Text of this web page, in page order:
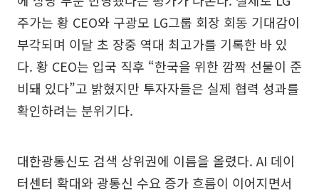
주가는 황 CEO와 구광모 LG그룹 회장 회동 기대감이
부각되며 이달 초 장중 역대 최고가를 기록한 바 있
다. 황 CEO는 입국 직후 “한국을 위한 깜짝 선물이 준
비돼 있다”고 밝혔지만 투자자들은 실제 협력 성과를
확인하려는 분위기다.
대한광통신도 검색 상위권에 이름을 올렸다. AI 데이
터센터 확대와 광통신 수요 증가 흐름이 이어지면서